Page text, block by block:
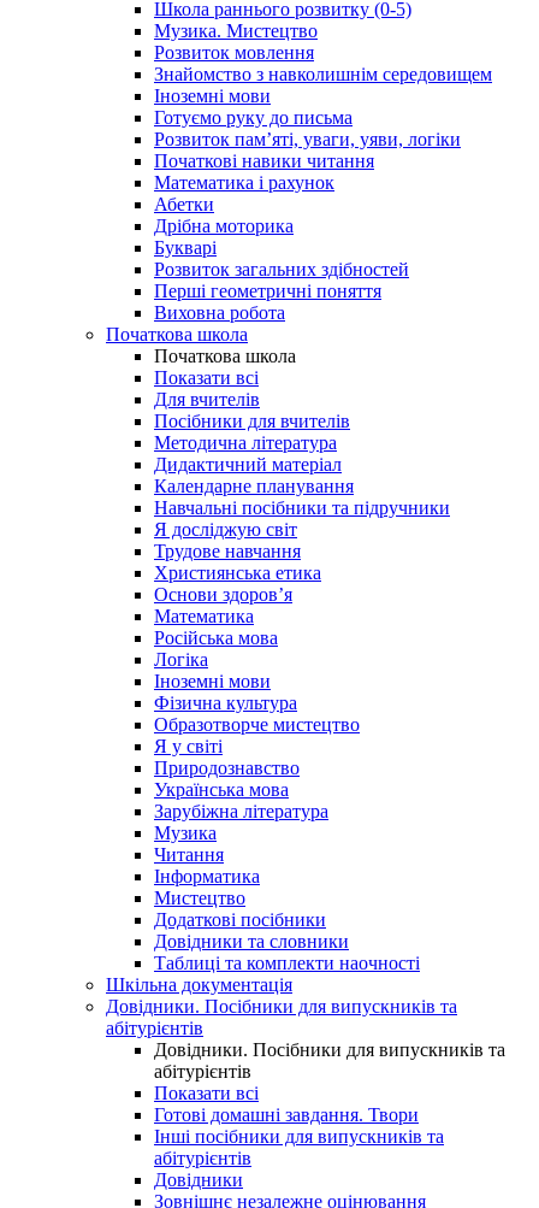
Школа раннього розвитку (0-5)
Музика. Мистецтво
Розвиток мовлення
Знайомство з навколишнім середовищем
Іноземні мови
Готуємо руку до письма
Розвиток пам’яті, уваги, уяви, логіки
Початкові навики читання
Математика і рахунок
Абетки
Дрібна моторика
Букварі
Розвиток загальних здібностей
Перші геометричні поняття
Виховна робота
Початкова школа
Початкова школа
Показати всі
Для вчителів
Посібники для вчителів
Методична література
Дидактичний матеріал
Календарне планування
Навчальні посібники та підручники
Я досліджую світ
Трудове навчання
Християнська етика
Основи здоров’я
Математика
Російська мова
Логіка
Іноземні мови
Фізична культура
Образотворче мистецтво
Я у світі
Природознавство
Українська мова
Зарубіжна література
Музика
Читання
Інформатика
Мистецтво
Додаткові посібники
Довідники та словники
Таблиці та комплекти наочності
Шкільна документація
Довідники. Посібники для випускників та
абітурієнтів
Довідники. Посібники для випускників та
абітурієнтів
Показати всі
Готові домашні завдання. Твори
Інші посібники для випускників та
абітурієнтів
Довідники
Зовнішнє незалежне оцінювання